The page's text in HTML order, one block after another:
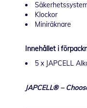
Klockor
Miniräknare
Innehållet i
5 x JAPCELL
JAPCELL® –